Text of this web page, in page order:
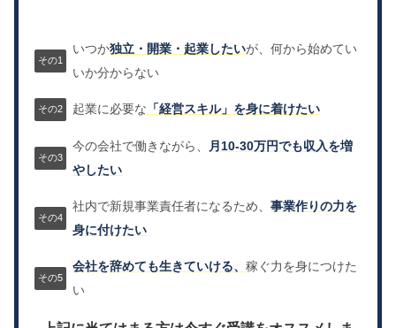
いつか独立・開業・起業したいが、何から始めてい
いか分からない
起業に必要な 「経営スキル」を身に着けたい
今の会社で働きながら、
月10-30万円でも収入を増
やしたい
社内で新規事業責任者になるため、事業作りの力を
身に付けたい
会社を辞めても生きていける、稼ぐ力を身につけた
い